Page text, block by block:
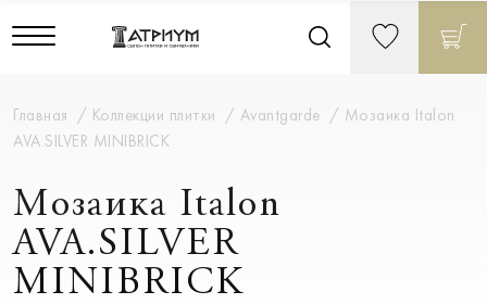
Главная Коллекции плитки Avantgarde
Мозаика Italon
AVA.SILVER MINIBRICK
Мозаика Italon
AVA.SILVER
MINIBRICK